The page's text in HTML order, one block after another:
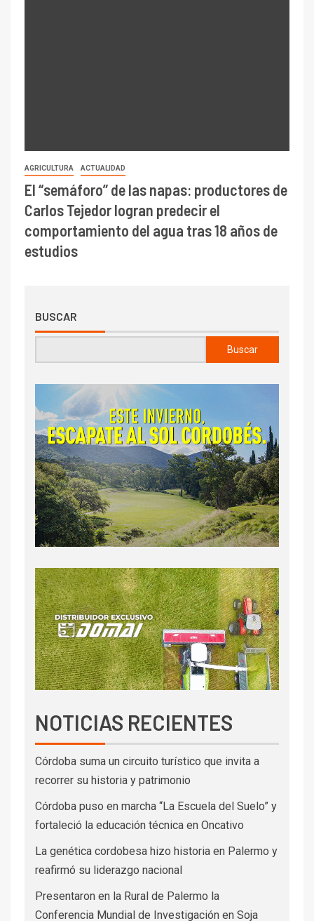
AGRICULTURA ACTUALIDAD
El “semáforo” de las napas: productores de
Carlos Tejedor logran predecir el
comportamiento del agua tras 18 años de
estudios
BUSCAR
Buscar
NOTICIAS RECIENTES
Córdoba suma un circuito turístico que invita a
recorrer su historia y patrimonio
Córdoba puso en marcha “La Escuela del Suelo” y
fortaleció la educación técnica en Oncativo
La genética cordobesa hizo historia en Palermo y
reafirmó su liderazgo nacional
Presentaron en la Rural de Palermo la
Conferencia Mundial de Investigación en Soja